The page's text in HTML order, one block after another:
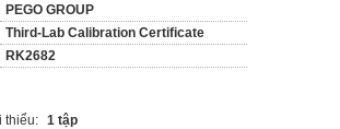
PEGO GROUP
Third-Lab Calibration Certificate
RK2682
thiểu: 1 tập